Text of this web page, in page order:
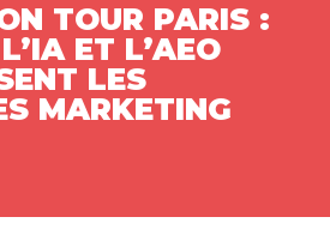
TOUR PARIS :
ET L’AEO
LES
MARKETING